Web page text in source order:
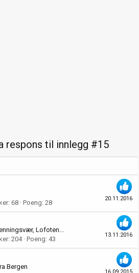
respons til innlegg #15
20.11.2016
68 Poeng 28
13.11.2016
Lofoten...
204 Poeng 43
16.09.2015
Bergen